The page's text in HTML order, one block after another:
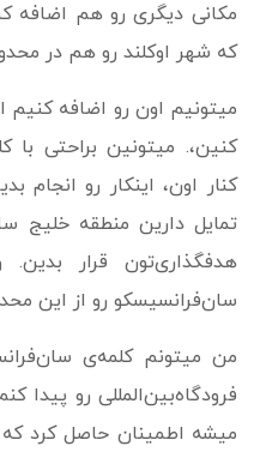
مکانی دیگری رو هم
که شهر اوکلند رو هم در
میتونیم اون رو اضافه
کنین،. میتونین براحتی با
کنار اون، اینکار رو
تمایل دارین منطقه خلیج
هدفگذاری‌تون قرار
سان‌فرانسیسکو رو از این
من میتونم کلمه‌ی
فرودگاه‌بین‌المللی رو پیدا
میشه اطمینان حاصل کرد که